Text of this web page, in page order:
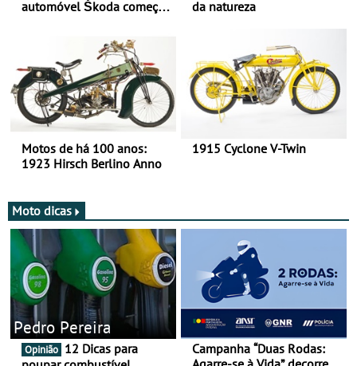
automóvel Škoda começou
da natureza
Motos de há 100 anos:
1923 Hirsch Berlino Anno
1915 Cyclone V-Twin
Moto dicas
Pedro Pereira
Opinião
Campanha “Duas Rodas: